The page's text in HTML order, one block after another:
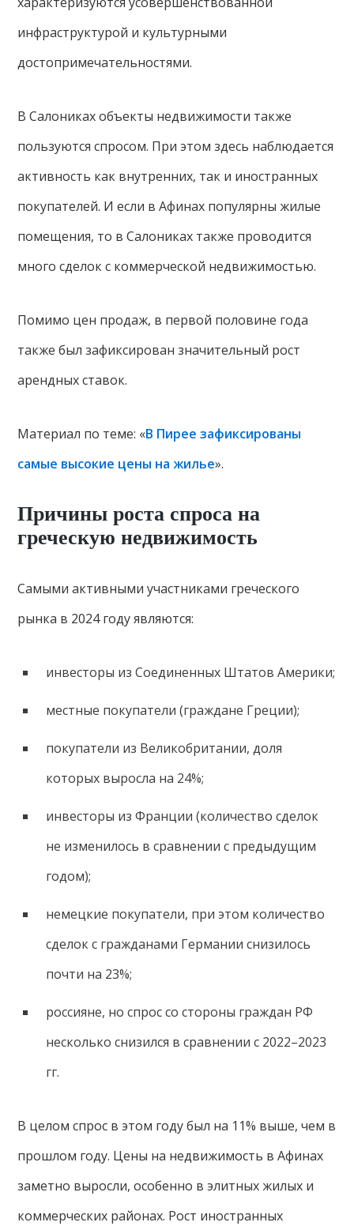
инфраструктурой и культурными
достопримечательностями.
В Салониках объекты недвижимости также
пользуются спросом. При этом здесь наблюдается
активность как внутренних, так и иностранных
покупателей. И если в Афинах популярны жилые
помещения, то в Салониках также проводится
много сделок с коммерческой недвижимостью.
Помимо цен продаж, в первой половине года
также был зафиксирован значительный рост
арендных ставок.
Материал по теме: «В Пирее зафиксированы
самые высокие цены на жилье».
Причины роста спроса на
греческую недвижимость
Самыми активными участниками греческого
рынка в 2024 году являются:
инвесторы из Соединенных Штатов Америки;
местные покупатели (граждане Греции);
покупатели из Великобритании, доля
которых выросла на 24%;
инвесторы из Франции (количество сделок
не изменилось в сравнении с предыдущим
годом);
немецкие покупатели, при этом количество
сделок с гражданами Германии снизилось
почти на 23%;
россияне, но спрос со стороны граждан РФ
несколько снизился в сравнении с 2022–2023
гг.
В целом спрос в этом году был на 11% выше, чем в
прошлом году. Цены на недвижимость в Афинах
заметно выросли, особенно в элитных жилых и
коммерческих районах. Рост иностранных